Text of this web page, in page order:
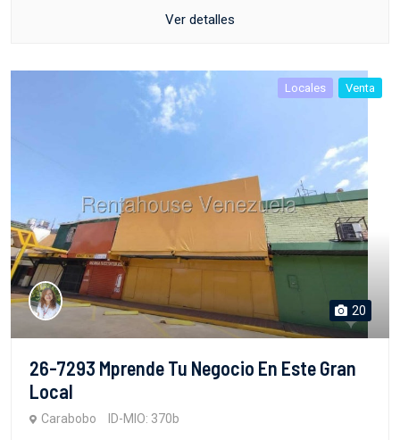
Ver detalles
Locales Venta
20
26-7293 Mprende Tu Negocio En Este Gran
Local
Carabobo ID-MIO: 370b